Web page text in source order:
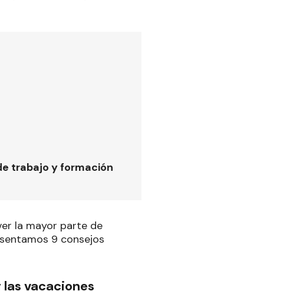
trabajo y formación
la mayor parte de
9 consejos
vacaciones